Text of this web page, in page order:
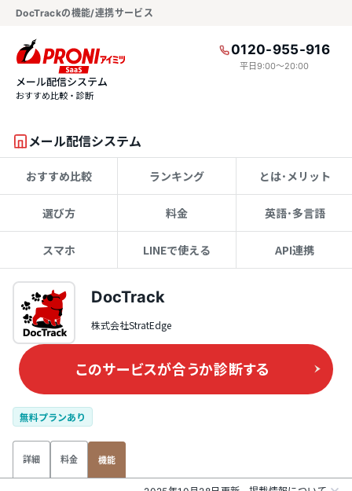
DocTrackの機能/連携サービス
0120-955-916
平日9:00〜20:00
メール配信システム
おすすめ比較・診断
メール配信システム
おすすめ比較 ランキング とは･メリット
選び方 料金 英語･多言語
スマホ LINEで使える API連携
DocTrack
株式会社StratEdge
このサービスが合うか診断する
無料プランあり
詳細 料金 機能